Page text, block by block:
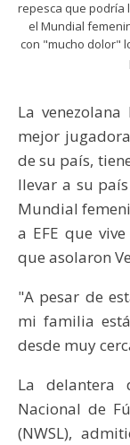
repesca que podría
el Mundial
con "mucho dolor"
La
mejor
de su país,
llevar a su
Mundial
a EFE que
que asolaron
"A pesar de
mi familia
desde muy
La delantera
Nacional de
(NWSL),